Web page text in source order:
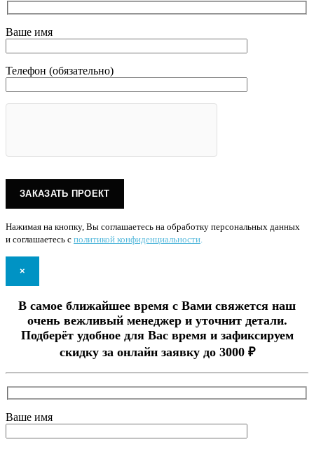
Ваше имя
Телефон (обязательно)
Нажимая на кнопку, Вы соглашаетесь на обработку персональных данных
и соглашаетесь с политикой конфиденциальности
×
В самое ближайшее время с Вами свяжется наш
очень вежливый менеджер и уточнит детали.
Подберёт удобное для Вас время и зафиксируем
скидку за онлайн заявку до 3000 ₽
Ваше имя